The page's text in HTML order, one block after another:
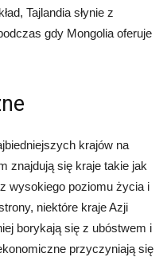
Tajlandia słynie z
gdy Mongolia oferuje
krajów na
znajdują się kraje takie jak
wysokiego poziomu życia i
niektóre kraje Azji
borykają się z ubóstwem i
przyczyniają się